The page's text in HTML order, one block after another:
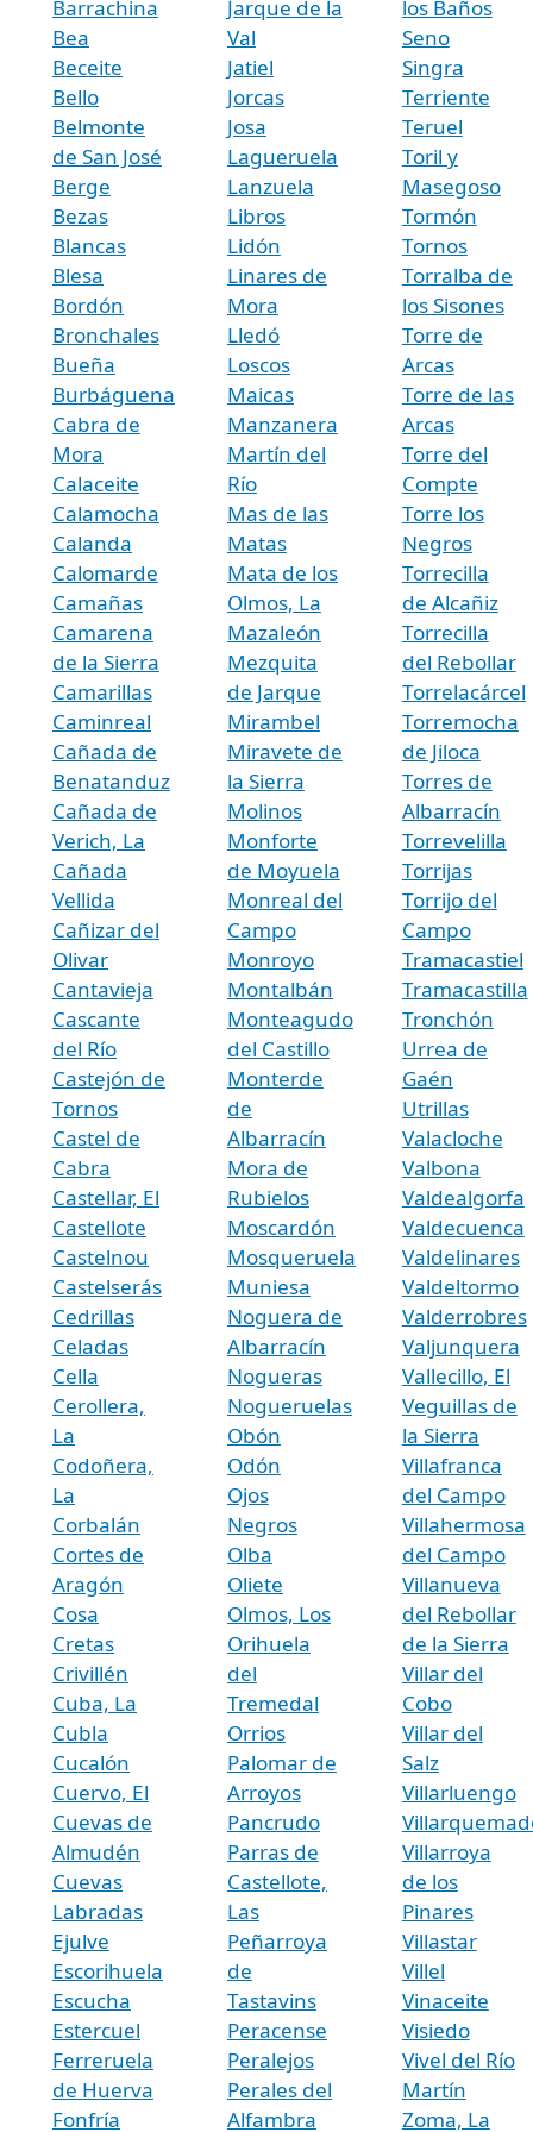
Barrachina
Bea
Beceite
Bello
Belmonte
de San José
Berge
Bezas
Blancas
Blesa
Bordón
Bronchales
Bueña
Burbáguena
Cabra de
Mora
Calaceite
Calamocha
Calanda
Calomarde
Camañas
Camarena
de la Sierra
Camarillas
Caminreal
Cañada de
Benatanduz
Cañada de
Verich, La
Cañada
Vellida
Cañizar del
Olivar
Cantavieja
Cascante
del Río
Castejón de
Tornos
Castel de
Cabra
Castellar, El
Castellote
Castelnou
Castelserás
Cedrillas
Celadas
Cella
Cerollera,
La
Codoñera,
La
Corbalán
Cortes de
Aragón
Cosa
Cretas
Crivillén
Cuba, La
Cubla
Cucalón
Cuervo, El
Cuevas de
Almudén
Cuevas
Labradas
Ejulve
Escorihuela
Escucha
Estercuel
Ferreruela
de Huerva
Fonfría
Jarque de la
Val
Jatiel
Jorcas
Josa
Lagueruela
Lanzuela
Libros
Lidón
Linares de
Mora
Lledó
Loscos
Maicas
Manzanera
Martín del
Río
Mas de las
Matas
Mata de los
Olmos, La
Mazaleón
Mezquita
de Jarque
Mirambel
Miravete de
la Sierra
Molinos
Monforte
de Moyuela
Monreal del
Campo
Monroyo
Montalbán
Monteagudo
del Castillo
Monterde
de
Albarracín
Mora de
Rubielos
Moscardón
Mosqueruela
Muniesa
Noguera de
Albarracín
Nogueras
Nogueruelas
Obón
Odón
Ojos
Negros
Olba
Oliete
Olmos, Los
Orihuela
del
Tremedal
Orrios
Palomar de
Arroyos
Pancrudo
Parras de
Castellote,
Las
Peñarroya
de
Tastavins
Peracense
Peralejos
Perales del
Alfambra
los Baños
Seno
Singra
Terriente
Teruel
Toril y
Masegoso
Tormón
Tornos
Torralba de
los Sisones
Torre de
Arcas
Torre de las
Arcas
Torre del
Compte
Torre los
Negros
Torrecilla
de Alcañiz
Torrecilla
del Rebollar
Torrelacárcel
Torremocha
de Jiloca
Torres de
Albarracín
Torrevelilla
Torrijas
Torrijo del
Campo
Tramacastiel
Tramacastilla
Tronchón
Urrea de
Gaén
Utrillas
Valacloche
Valbona
Valdealgorfa
Valdecuenca
Valdelinares
Valdeltormo
Valderrobres
Valjunquera
Vallecillo, El
Veguillas de
la Sierra
Villafranca
del Campo
Villahermosa
del Campo
Villanueva
del Rebollar
de la Sierra
Villar del
Cobo
Villar del
Salz
Villarluengo
Villarroya
de los
Pinares
Villastar
Villel
Vinaceite
Visiedo
Vivel del Río
Martín
Zoma, La